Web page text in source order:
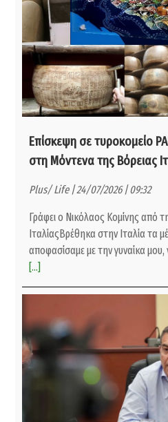
Επίσκεψη σε τυροκομείο
στη Μόντενα της Βόρειας
Plus/ Life | 24/07/2026 | 09:32
Γράφει ο Νικόλαος Κομίνης από
ΙταλίαςΒρέθηκα στην Ιταλία τα
αποφασίσαμε με την γυναίκα μου,
[...]